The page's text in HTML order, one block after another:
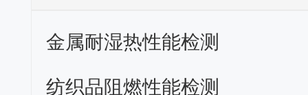
金属耐湿热性能检测
纺织品阻燃性能检测